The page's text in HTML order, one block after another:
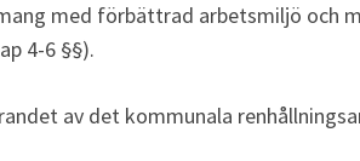
med förbättrad arbetsmiljö och
4-6 §§).
av det kommunala